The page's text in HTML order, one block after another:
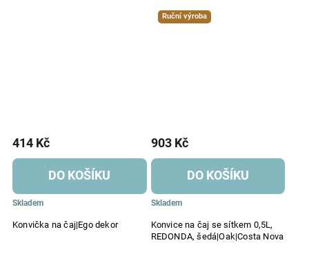
Konvička na čaj|Ego dekor
Skladem
414 Kč
DO KOŠÍKU
Ruční výroba
Konvice na čaj se sítkem 0,5L,
REDONDA, šedá|Oak|Costa Nova
Skladem
903 Kč
DO KOŠÍKU